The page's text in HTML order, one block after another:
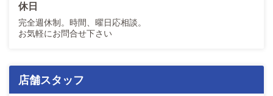
休日
完全週休制。時間、曜日応相談。
お気軽にお問合せ下さい
店舗スタッフ